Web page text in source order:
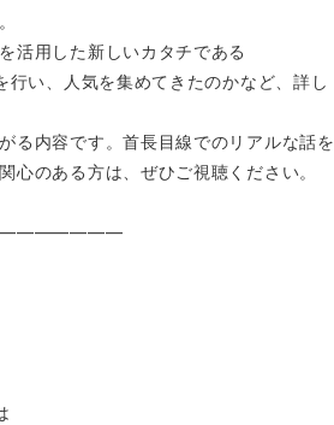
活用した新しいカタチである
い、人気を集めてきたのかなど、詳し
る内容です。首長目線でのリアルな話を
心のある方は、ぜひご視聴ください。